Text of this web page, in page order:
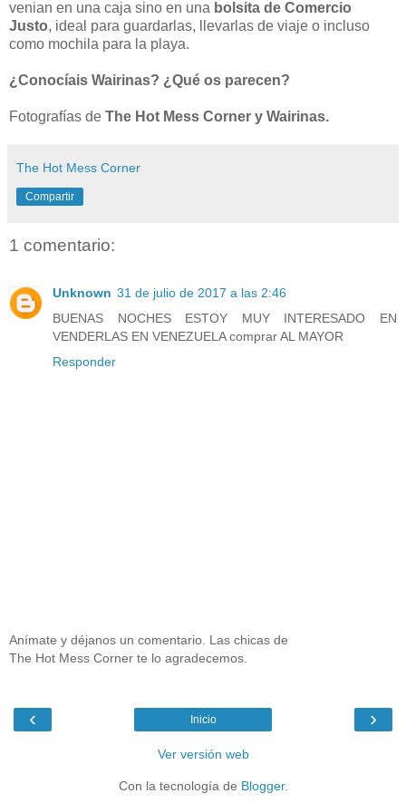
venian en una caja sino en una bolsita de Comercio
Justo, ideal para guardarlas, llevarlas de viaje o incluso
como mochila para la playa.
¿Conocíais Wairinas? ¿Qué os parecen?
Fotografías de The Hot Mess Corner y Wairinas.
The Hot Mess Corner
Compartir
1 comentario:
Unknown 31 de julio de 2017 a las 2:46
BUENAS NOCHES ESTOY MUY INTERESADO EN
VENDERLAS EN VENEZUELA comprar AL MAYOR
Responder
Anímate y déjanos un comentario. Las chicas de
The Hot Mess Corner te lo agradecemos.
‹ ›
Inicio
Ver versión web
Con la tecnología de Blogger.